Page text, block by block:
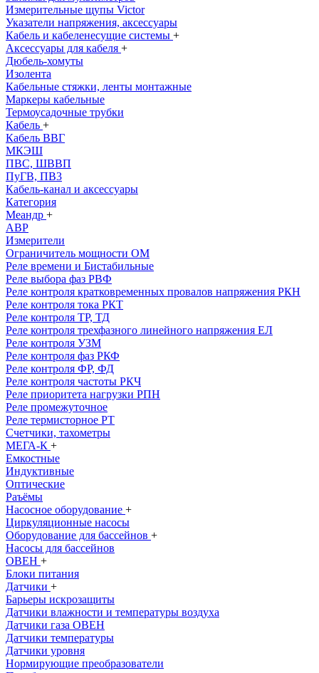
Измерительные щупы Victor
Указатели напряжения, аксессуары
Кабель и кабеленесущие системы +
Аксессуары для кабеля +
Дюбель-хомуты
Изолента
Кабельные стяжки, ленты монтажные
Маркеры кабельные
Термоусадочные трубки
Кабель +
Кабель ВВГ
МКЭШ
ПВС, ШВВП
ПуГВ, ПВ3
Кабель-канал и аксессуары
Категория
Меандр +
АВР
Измерители
Ограничитель мощности ОМ
Реле времени и Бистабильные
Реле выбора фаз РВФ
Реле контроля кратковременных провалов напряжения РКН
Реле контроля тока РКТ
Реле контроля ТР, ТД
Реле контроля трехфазного линейного напряжения ЕЛ
Реле контроля УЗМ
Реле контроля фаз РКФ
Реле контроля ФР, ФД
Реле контроля частоты РКЧ
Реле приоритета нагрузки РПН
Реле промежуточное
Реле термисторное РТ
Счетчики, тахометры
МЕГА-К +
Емкостные
Индуктивные
Оптические
Раъёмы
Насосное оборудование +
Циркуляционные насосы
Оборудование для бассейнов +
Насосы для бассейнов
ОВЕН +
Блоки питания
Датчики +
Барьеры искрозащиты
Датчики влажности и температуры воздуха
Датчики газа ОВЕН
Датчики температуры
Датчики уровня
Нормирующие преобразователи